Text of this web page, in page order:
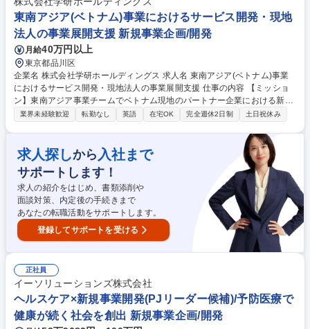
（社外のステークホルダとの打ち合わせの設定、リサーチング、etc） 募
集職種 【京都】IT戦略の企画と実行
東南アジア(ベトナム)事業におけるサービス開発・現地
法人の事業展開支援 新規事業企画/開発
月給40万円以上
東京都品川区
企業名 株式会社学研ホールディングス 求人名 東南アジア(ベトナム)事業
におけるサービス開発・現地法人の事業展開支援 仕事の内容 【ミッショ
ン】東南アジア事業チームでベトナム現地のパートナー企業における新規
事業創出や日本市場進出を支援すること等を通じてパートナー企業のバリ
められる商品やサービスを調達し、パートナー企業とともにプロジェクト
を推進【詳細】1：パートナー企業の戦略と事業領域、ベトナム市場を理
解し、事業拡充に必要なコンテンツを検討、調達 2：調達したコンテンツ
についてビジネスモデルの仮説を立案し、パイロット事業を通して仮説検
証する 3.：パートナー企業に対して、コンテンツの営業戦略・施策立案の
サポートを行う4. 一連の作業工程を見える化,フロー構築 募集職種 東南ア
ジア(ベトナム)事業におけるサービス開発・現地法人の事業展開支援
業界未経験歓迎 転勤なし 英語 在宅OK 完全週休2日制 土日祝休み
求人探しから 入社まで
サポートします！
求人の紹介をはじめ、書類添削や
面談対策、内定後の手続きまで
あなたの転職活動をサポートします。
登録してサポートを受ける
正社員
イーソリューションズ株式会社
ヘルスケア×新規事業開発(PJリーダー候補)/予防医療で
健康が続く社会を創出 新規事業企画/開発